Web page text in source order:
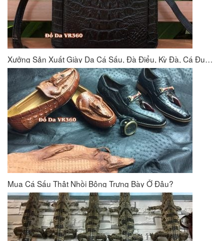
Xưởng Sản Xuất Giày Da Cá Sấu, Đà Điểu, Kỳ Đà, Cá Đuối VR360
Mua Cá Sấu Thật Nhồi Bông Trưng Bày Ở Đâu?